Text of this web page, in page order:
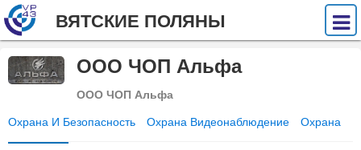
ВЯТСКИЕ ПОЛЯНЫ
ООО ЧОП Альфа
ООО ЧОП Альфа
Охрана И Безопасность Охрана Видеонаблюдение Охрана